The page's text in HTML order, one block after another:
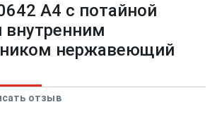
A4 с потайной
внутренним
нержавеющий
отзыв